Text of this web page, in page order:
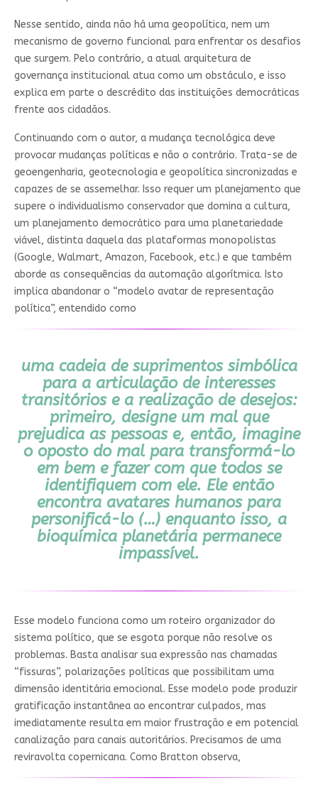
Nesse sentido, ainda não há uma geopolítica, nem um
mecanismo de governo funcional para enfrentar os desafios
que surgem. Pelo contrário, a atual arquitetura de
governança institucional atua como um obstáculo, e isso
explica em parte o descrédito das instituições democráticas
frente aos cidadãos.
Continuando com o autor, a mudança tecnológica deve
provocar mudanças políticas e não o contrário. Trata-se de
geoengenharia, geotecnologia e geopolítica sincronizadas e
capazes de se assemelhar. Isso requer um planejamento que
supere o individualismo conservador que domina a cultura,
um planejamento democrático para uma planetariedade
viável, distinta daquela das plataformas monopolistas
(Google, Walmart, Amazon, Facebook, etc.) e que também
aborde as consequências da automação algorítmica. Isto
implica abandonar o “modelo avatar de representação
política”, entendido como
uma cadeia de suprimentos simbólica
para a articulação de interesses
transitórios e a realização de desejos:
primeiro, designe um mal que
prejudica as pessoas e, então, imagine
o oposto do mal para transformá-lo
em bem e fazer com que todos se
identifiquem com ele. Ele então
encontra avatares humanos para
personificá-lo (…) enquanto isso, a
bioquímica planetária permanece
impassível.
Esse modelo funciona como um roteiro organizador do
sistema político, que se esgota porque não resolve os
problemas. Basta analisar sua expressão nas chamadas
“fissuras”, polarizações políticas que possibilitam uma
dimensão identitária emocional. Esse modelo pode produzir
gratificação instantânea ao encontrar culpados, mas
imediatamente resulta em maior frustração e em potencial
canalização para canais autoritários. Precisamos de uma
reviravolta copernicana. Como Bratton observa,